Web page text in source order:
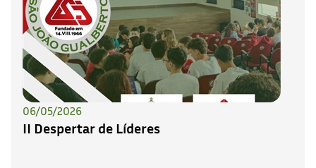
06/05/2026
II Despertar de Líderes